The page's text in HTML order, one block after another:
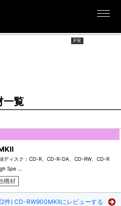
一覧
ディスク：CD-R、CD-R-DA、CD-RW、CD-R
Spe ...
機材
(2件) CD-RW900MKIIにレビューする